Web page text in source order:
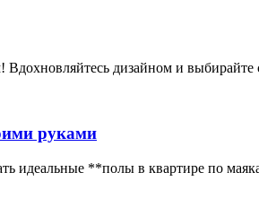
дизайном и
руками
идеальные **полы в квартире по